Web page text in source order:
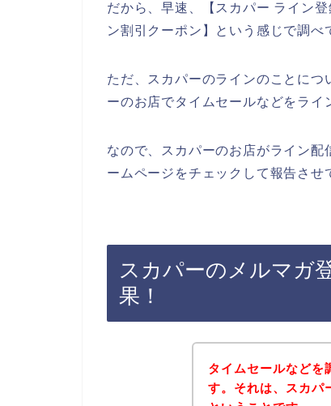
だから、早速、【スカパー ライン
ン割引クーポン】という感じで調べ
ただ、スカパーのラインのことに
ーのお店でタイムセールなどをライ
なので、スカパーのお店がライン
ームページをチェックして報告させ
スカパーのメルマガ
果！
タイムセールなどを
す。それは、スカパ